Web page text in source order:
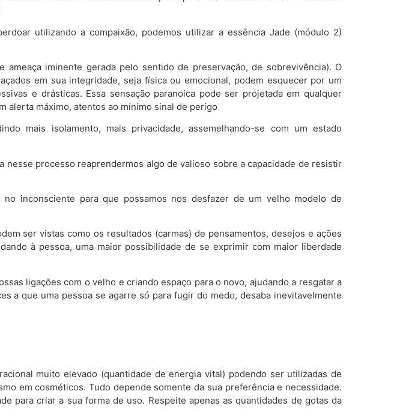
utilizando a compaixão, podemos utilizar a essência Jade (módulo 2)
iminente gerada pelo sentido de preservação, de sobrevivência). O
em sua integridade, seja física ou emocional, podem esquecer por um
e drásticas. Essa sensação paranoica pode ser projetada em qualquer
alerta máximo, atentos ao mínimo sinal de perigo
mais isolamento, mais privacidade, assemelhando-se com um estado
processo reaprendermos algo de valioso sobre a capacidade de resistir
inconsciente para que possamos nos desfazer de um velho modelo de
ser vistas como os resultados (carmas) de pensamentos, desejos e ações
à pessoa, uma maior possibilidade de se exprimir com maior liberdade
ligações com o velho e criando espaço para o novo, ajudando a resgatar a
a que uma pessoa se agarre só para fugir do medo, desaba inevitavelmente
muito elevado (quantidade de energia vital) podendo ser utilizadas de
em cosméticos. Tudo depende somente da sua preferência e necessidade.
para criar a sua forma de uso. Respeite apenas as quantidades de gotas da